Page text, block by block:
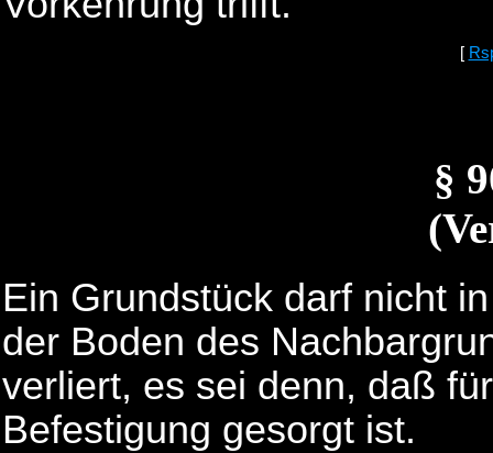
[
§
Ein Grundstück darf nicht
der Boden des
verliert, es sei denn, daß
Befestigung gesorgt ist.